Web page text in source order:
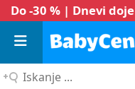
Do -30 % | Dnevi
Iskanje